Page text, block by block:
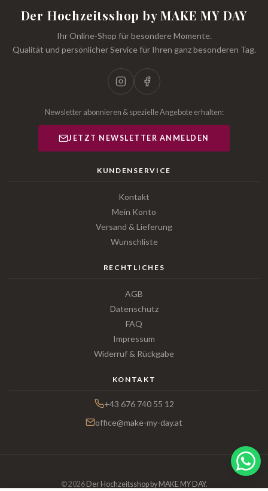
Der Hochzeitsshop by MAKE MY DAY
Ihr Online-Shop für besondere Momente.
Qualität und persönlicher Service für Ihren ganz besonderen Tag.
Newsletter abonnieren & spezielle Angebote erhalten:
JETZT NEWSLETTER ANMELDEN
KUNDENSERVICE
Kontakt
Mein Konto
Versand & Lieferung
Wunschliste
RECHTLICHES
AGB
Datenschutz
FAQ
Impressum
Widerruf & Rückgabe
KONTAKT
+43 676 740 55 12
office@make-my-day.at
© 2026 Der Hochzeitsshop by MAKE MY DAY.